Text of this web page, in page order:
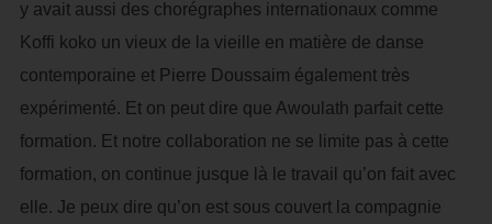
y avait aussi des chorégraphes internationaux comme
Koffi koko un vieux de la vieille en matière de danse
contemporaine et Pierre Doussaim également très
expérimenté. Et on peut dire que Awoulath parfait cette
formation. Et notre collaboration ne se limite pas à cette
formation, on continue jusque là le travail qu’on fait avec
elle. Je peux dire qu’on est sous couvert la compagnie